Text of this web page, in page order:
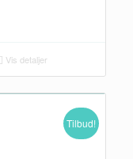
Vis detaljer
Tilbud!